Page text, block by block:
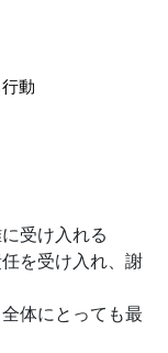
動
受け入れる
を受け入れ、謝
体にとっても最